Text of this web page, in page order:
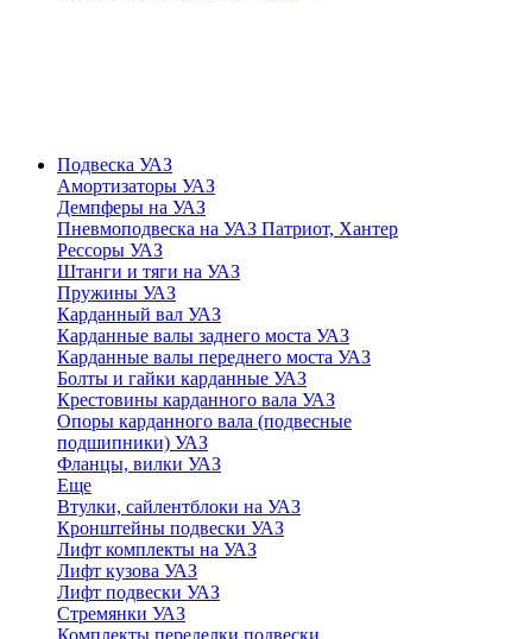
Подвеска УАЗ
Амортизаторы УАЗ
Демпферы на УАЗ
Пневмоподвеска на УАЗ Патриот, Хантер
Рессоры УАЗ
Штанги и тяги на УАЗ
Пружины УАЗ
Карданный вал УАЗ
Карданные валы заднего моста УАЗ
Карданные валы переднего моста УАЗ
Болты и гайки карданные УАЗ
Крестовины карданного вала УАЗ
Опоры карданного вала (подвесные
подшипники) УАЗ
Фланцы, вилки УАЗ
Еще
Втулки, сайлентблоки на УАЗ
Кронштейны подвески УАЗ
Лифт комплекты на УАЗ
Лифт кузова УАЗ
Лифт подвески УАЗ
Стремянки УАЗ
Комплекты переделки подвески